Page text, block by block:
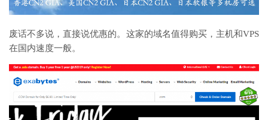
废话不多说，直接说优惠的。这家的域名值得购买，主机和VPS
在国内速度一般。